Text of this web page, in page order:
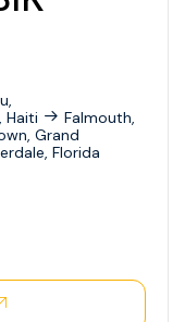
Haiti
Falmouth,
Grand
Florida